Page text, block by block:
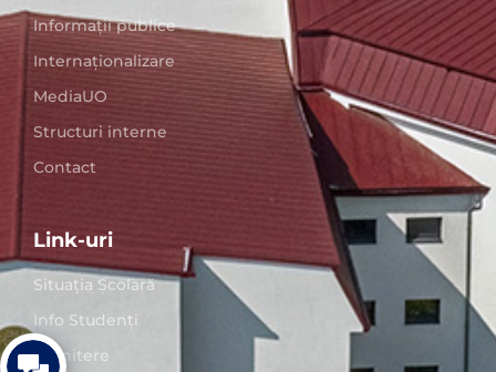
Informații publice
Internaționalizare
MediaUO
Structuri interne
Contact
Link-uri
Situaţia Școlară
Info Studenți
Admitere